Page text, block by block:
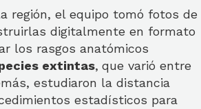
región, el equipo tomó fotos de
digitalmente en formato
los rasgos anatómicos
extintas, que varió entre
estudiaron la distancia
estadísticos para